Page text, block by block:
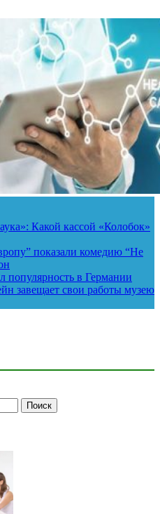
Какой кассой «Колобок»
показали комедию “Не
популярность в Германии
завещает свои работы музею